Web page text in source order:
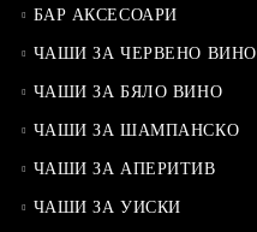
БАР АКСЕСОАРИ
ЧАШИ ЗА ЧЕРВЕНО ВИНО
ЧАШИ ЗА БЯЛО ВИНО
ЧАШИ ЗА ШАМПАНСКО
ЧАШИ ЗА АПЕРИТИВ
ЧАШИ ЗА УИСКИ